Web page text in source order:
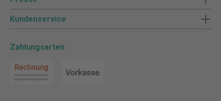
Kundenservice
Zahlungsarten